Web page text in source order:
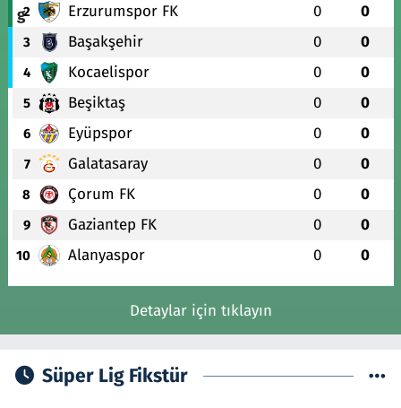
2 Erzurumspor FK 0 0
3 Başakşehir 0 0
4 Kocaelispor 0 0
5 Beşiktaş 0 0
6 Eyüpspor 0 0
7 Galatasaray 0 0
8 Çorum FK 0 0
9 Gaziantep FK 0 0
10 Alanyaspor 0 0
Detaylar için tıklayın
Süper Lig Fikstür